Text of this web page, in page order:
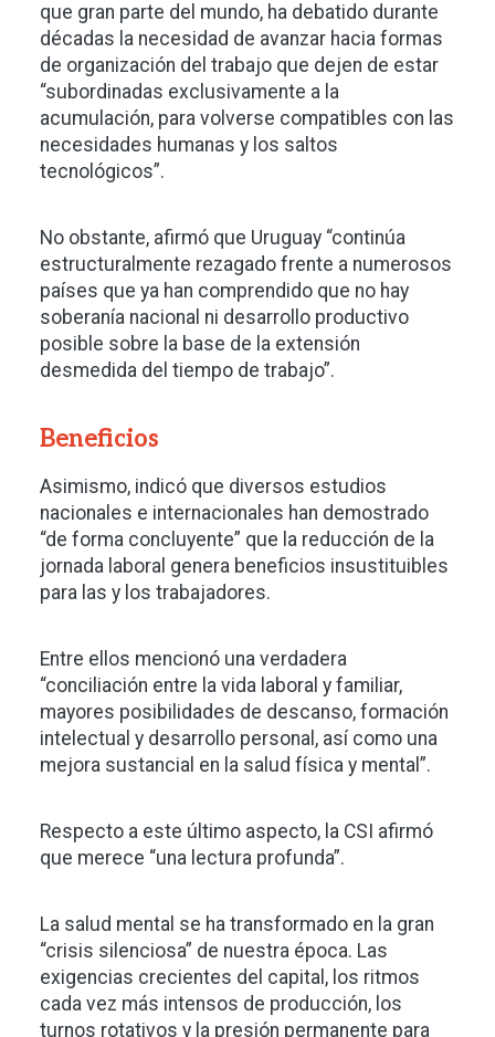
que gran parte del mundo, ha debatido durante
décadas la necesidad de avanzar hacia formas
de organización del trabajo que dejen de estar
“subordinadas exclusivamente a la
acumulación, para volverse compatibles con las
necesidades humanas y los saltos
tecnológicos”.
No obstante, afirmó que Uruguay “continúa
estructuralmente rezagado frente a numerosos
países que ya han comprendido que no hay
soberanía nacional ni desarrollo productivo
posible sobre la base de la extensión
desmedida del tiempo de trabajo”.
Beneficios
Asimismo, indicó que diversos estudios
nacionales e internacionales han demostrado
“de forma concluyente” que la reducción de la
jornada laboral genera beneficios insustituibles
para las y los trabajadores.
Entre ellos mencionó una verdadera
“conciliación entre la vida laboral y familiar,
mayores posibilidades de descanso, formación
intelectual y desarrollo personal, así como una
mejora sustancial en la salud física y mental”.
Respecto a este último aspecto, la CSI afirmó
que merece “una lectura profunda”.
La salud mental se ha transformado en la gran
“crisis silenciosa” de nuestra época. Las
exigencias crecientes del capital, los ritmos
cada vez más intensos de producción, los
turnos rotativos y la presión permanente para